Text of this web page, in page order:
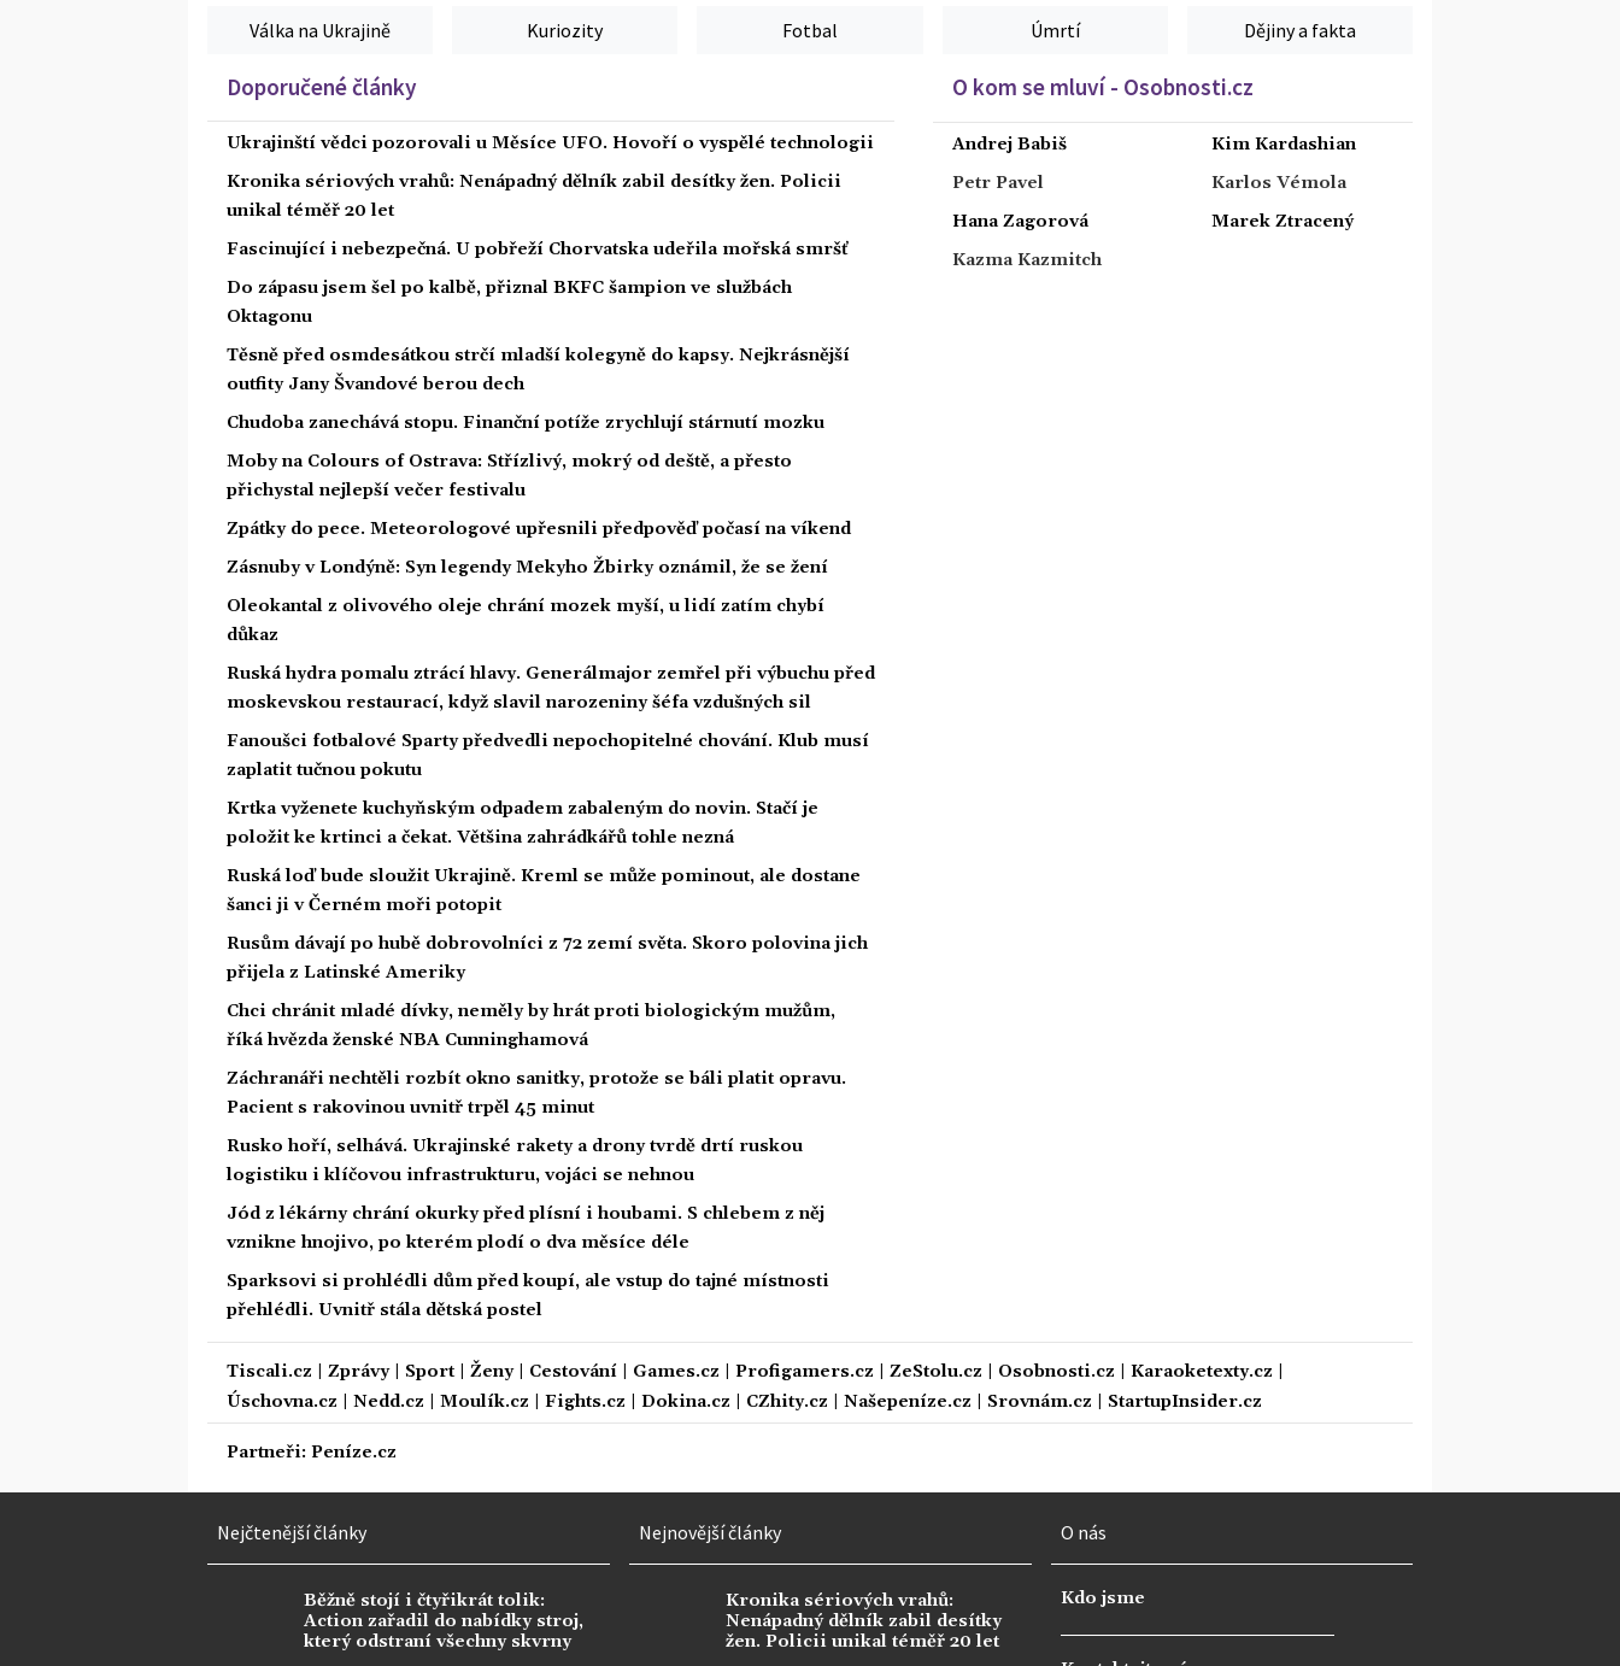
Válka na Ukrajině Kuriozity Fotbal Úmrtí Dějiny a fakta
Doporučené články
Ukrajinští vědci pozorovali u Měsíce UFO. Hovoří o vyspělé technologii
Kronika sériových vrahů: Nenápadný dělník zabil desítky žen. Policii
unikal téměř 20 let
Fascinující i nebezpečná. U pobřeží Chorvatska udeřila mořská smršť
Do zápasu jsem šel po kalbě, přiznal BKFC šampion ve službách
Oktagonu
Těsně před osmdesátkou strčí mladší kolegyně do kapsy. Nejkrásnější
outfity Jany Švandové berou dech
Chudoba zanechává stopu. Finanční potíže zrychlují stárnutí mozku
Moby na Colours of Ostrava: Střízlivý, mokrý od deště, a přesto
přichystal nejlepší večer festivalu
Zpátky do pece. Meteorologové upřesnili předpověď počasí na víkend
Zásnuby v Londýně: Syn legendy Mekyho Žbirky oznámil, že se žení
Oleokantal z olivového oleje chrání mozek myší, u lidí zatím chybí
důkaz
Ruská hydra pomalu ztrácí hlavy. Generálmajor zemřel při výbuchu před
moskevskou restaurací, když slavil narozeniny šéfa vzdušných sil
Fanoušci fotbalové Sparty předvedli nepochopitelné chování. Klub musí
zaplatit tučnou pokutu
Krtka vyženete kuchyňským odpadem zabaleným do novin. Stačí je
položit ke krtinci a čekat. Většina zahrádkářů tohle nezná
Ruská loď bude sloužit Ukrajině. Kreml se může pominout, ale dostane
šanci ji v Černém moři potopit
Rusům dávají po hubě dobrovolníci z 72 zemí světa. Skoro polovina jich
přijela z Latinské Ameriky
Chci chránit mladé dívky, neměly by hrát proti biologickým mužům,
říká hvězda ženské NBA Cunninghamová
Záchranáři nechtěli rozbít okno sanitky, protože se báli platit opravu.
Pacient s rakovinou uvnitř trpěl 45 minut
Rusko hoří, selhává. Ukrajinské rakety a drony tvrdě drtí ruskou
logistiku i klíčovou infrastrukturu, vojáci se nehnou
Jód z lékárny chrání okurky před plísní i houbami. S chlebem z něj
vznikne hnojivo, po kterém plodí o dva měsíce déle
Sparksovi si prohlédli dům před koupí, ale vstup do tajné místnosti
přehlédli. Uvnitř stála dětská postel
O kom se mluví - Osobnosti.cz
Andrej Babiš
Petr Pavel
Hana Zagorová
Kazma Kazmitch
Kim Kardashian
Karlos Vémola
Marek Ztracený
Tiscali.cz Zprávy| Sport| Ženy| Cestování Games.cz Profigamers.cz ZeStolu.cz Osobnosti.cz Karaoketexty.cz
Úschovna.cz
Nedd.cz Moulík.cz Fights.cz Dokina.cz CZhity.cz Našepeníze.cz Srovnám.cz StartupInsider.cz
Partneři: Peníze.cz
Nejčtenější články
Běžně stojí i čtyřikrát tolik:
Action zařadil do nabídky stroj,
který odstraní všechny skvrny
Nejnovější články
Kronika sériových vrahů:
Nenápadný dělník zabil desítky
žen. Policii unikal téměř 20 let
O nás
Kdo jsme